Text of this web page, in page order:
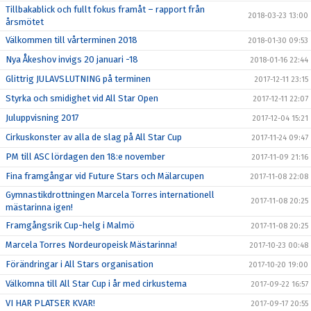
Tillbakablick och fullt fokus framåt – rapport från
årsmötet
2018-03-23 13:00
Välkommen till vårterminen 2018 2018-01-30 09:53
Nya Åkeshov invigs 20 januari -18 2018-01-16 22:44
Glittrig JULAVSLUTNING på terminen 2017-12-11 23:15
Styrka och smidighet vid All Star Open 2017-12-11 22:07
Juluppvisning 2017 2017-12-04 15:21
Cirkuskonster av alla de slag på All Star Cup 2017-11-24 09:47
PM till ASC lördagen den 18:e november 2017-11-09 21:16
Fina framgångar vid Future Stars och Mälarcupen 2017-11-08 22:08
Gymnastikdrottningen Marcela Torres internationell
mästarinna igen!
2017-11-08 20:25
Framgångsrik Cup-helg i Malmö 2017-11-08 20:25
Marcela Torres Nordeuropeisk Mästarinna! 2017-10-23 00:48
Förändringar i All Stars organisation 2017-10-20 19:00
Välkomna till All Star Cup i år med cirkustema 2017-09-22 16:57
VI HAR PLATSER KVAR! 2017-09-17 20:55